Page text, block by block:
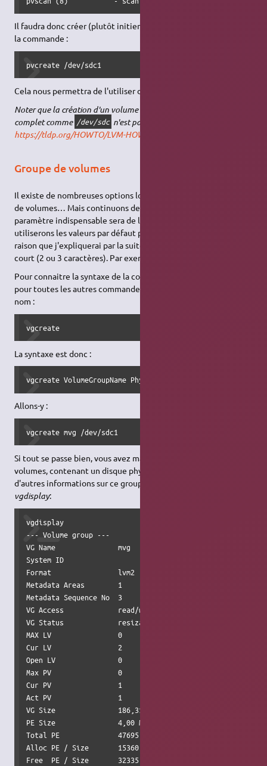
Il faudra donc créer (plutôt initier) notre volume physique par
la commande :
pvcreate /dev/sdc1
Cela nous permettra de l'utiliser dans notre groupe de volume
Noter que la création d'un volume physique avec un disque
complet comme /dev/sdc n'est pas recommandé :
https://tldp.org/HOWTO/LVM-HOWTO/initdisks.html
Groupe de volumes
Il existe de nombreuses options lors de la création d'un groupe
de volumes… Mais continuons de faire au plus simple. Le seul
paramètre indispensable sera de lui donner un nom, nous
utiliserons les valeurs par défaut pour tout le reste. Pour une
raison que j'expliquerai par la suite, donnons-lui un nom très
court (2 ou 3 caractères). Par exemple : « mvg » pour « mon vg ».
Pour connaitre la syntaxe de la commande
pour toutes les autres commandes LVM), tapez simplement son
nom :
vgcreate
La syntaxe est donc :
vgcreate VolumeGroupName PhysicalVolume
Allons-y :
vgcreate mvg /dev/sdc1
Si tout se passe bien, vous avez maintenant un groupe de
volumes, contenant un disque physique. Vous pouvez obtenir
d'autres informations sur ce groupe de volumes en tapant
vgdisplay:
vgdisplay
--- Volume group ---
VG Name               mvg
System ID
Format                lvm2
Metadata Areas        1
Metadata Sequence No  3
VG Access             read/write
VG Status             resizable
MAX LV                0
Cur LV                2
Open LV               0
Max PV                0
Cur PV                1
Act PV                1
VG Size               186,31 GiB
PE Size               4,00 MiB
Total PE              47695
Alloc PE / Size       15360 / 60,00 GiB
Free  PE / Size       32335 / 126,31 GiB